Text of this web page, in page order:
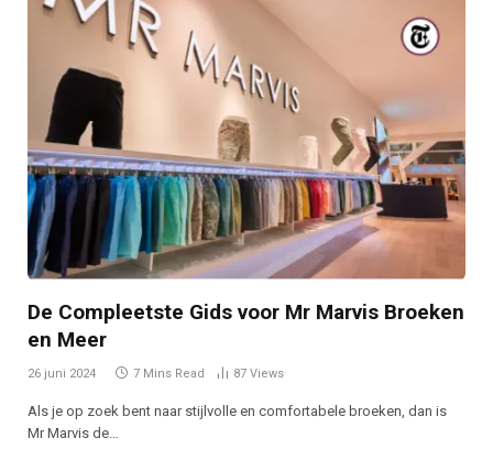
De Compleetste Gids voor Mr Marvis Broeken
en Meer
26 juni 2024 7 Mins Read 87 Views
Als je op zoek bent naar stijlvolle en comfortabele broeken, dan is
Mr Marvis de…